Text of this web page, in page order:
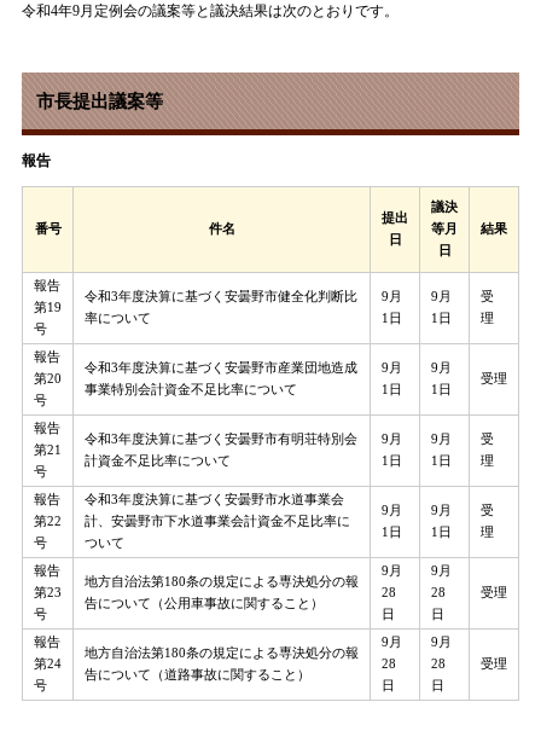
令和4年9月定例会の議案等と議決結果は次のとおりです。
市長提出議案等
報告
番号 件名
提出
日
議決
等月
日
結果
報告
第19
号
令和3年度決算に基づく安曇野市健全化判断比
率について
9月
1日
9月
1日
受
理
報告
第20
号
令和3年度決算に基づく安曇野市産業団地造成
事業特別会計資金不足比率について
9月
1日
9月
1日
受理
報告
第21
号
令和3年度決算に基づく安曇野市有明荘特別会
計資金不足比率について
9月
1日
9月
1日
受
理
報告
第22
号
令和3年度決算に基づく安曇野市水道事業会
計、安曇野市下水道事業会計資金不足比率に
ついて
9月
1日
9月
1日
受
理
報告
第23
号
地方自治法第180条の規定による専決処分の報
告について（公用車事故に関すること）
9月
28
日
9月
28
日
受理
報告
第24
号
地方自治法第180条の規定による専決処分の報
告について（道路事故に関すること）
9月
28
日
9月
28
日
受理